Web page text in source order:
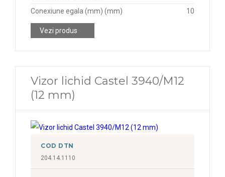
Conexiune egala (mm) (mm)
10
Vezi produs
Vizor lichid Castel 3940/M12
(12 mm)
COD DTN
204.14.1110